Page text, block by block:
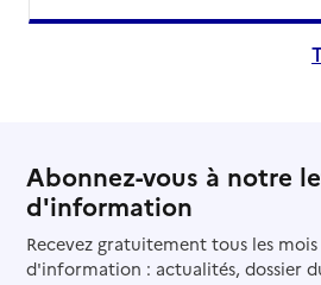
Abonnez-vous à notre
d'information
Recevez gratuitement tous les
d'information : actualités, dossier